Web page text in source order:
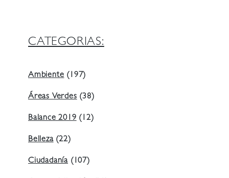
CATEGORIAS:
Ambiente(197)
Áreas Verdes(38)
Balance 2019(12)
Belleza(22)
Ciudadanía (107)